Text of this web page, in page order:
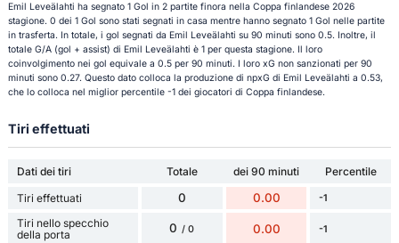
Emil Leveälahti ha segnato 1 Gol in 2 partite finora nella Coppa finlandese 2026
stagione. 0 dei 1 Gol sono stati segnati in casa mentre hanno segnato 1 Gol nelle partite
in trasferta. In totale, i gol segnati da Emil Leveälahti su 90 minuti sono 0.5. Inoltre, il
totale G/A (gol + assist) di Emil Leveälahti è 1 per questa stagione. Il loro
coinvolgimento nei gol equivale a 0.5 per 90 minuti. I loro xG non sanzionati per 90
minuti sono 0.27. Questo dato colloca la produzione di npxG di Emil Leveälahti a 0.53,
che lo colloca nel miglior percentile -1 dei giocatori di Coppa finlandese.
Tiri effettuati
Dati dei tiri Totale dei 90 minuti
Percentile
Tiri effettuati
0 0.00 -1
Tiri nello specchio
della porta
0 / 0 0.00 -1